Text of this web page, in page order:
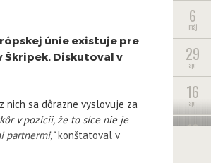
únie existuje pre
Škripek. Diskutoval v
nich sa dôrazne vyslovuje za
v pozícii, že to síce nie je
partnermi,“konštatoval v
6
máj
29
apr
16
apr
10